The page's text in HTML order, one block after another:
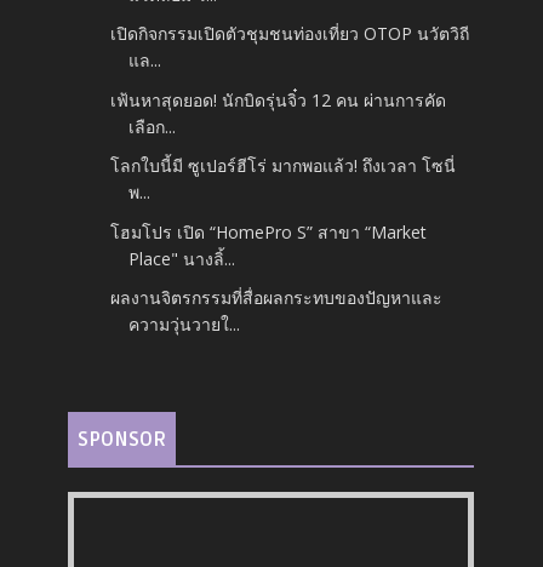
เปิดกิจกรรมเปิดตัวชุมชนท่องเที่ยว OTOP นวัตวิถี
แล...
เฟ้นหาสุดยอด! นักบิดรุ่นจิ๋ว 12 คน ผ่านการคัด
เลือก...
โลกใบนี้มี ซูเปอร์ฮีโร่ มากพอแล้ว! ถึงเวลา โซนี่
พ...
โฮมโปร เปิด “HomePro S” สาขา “Market
Place" นางลิ้...
ผลงานจิตรกรรมที่สื่อผลกระทบของปัญหาและ
ความวุ่นวายใ...
SPONSOR